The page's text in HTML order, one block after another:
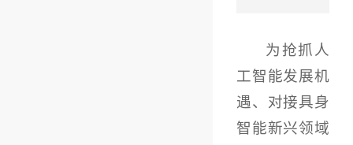
为抢抓人
工智能发展机
遇、对接具身
智能新兴领域